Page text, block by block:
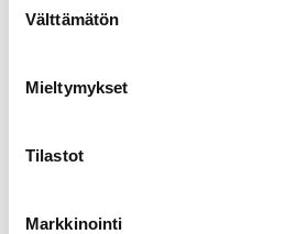
valinta
Välttämätön
Mieltymykset
Tilastot
Markkinointi